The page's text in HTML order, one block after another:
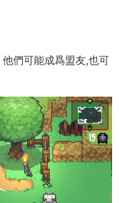
們可能成爲盟友,也可